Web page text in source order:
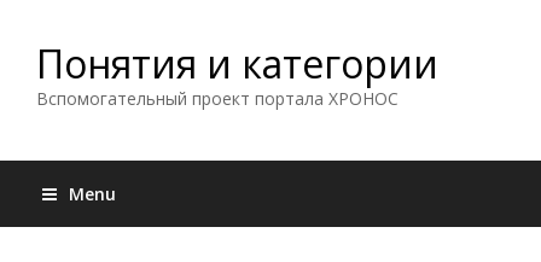
Понятия и категории
Вспомогательный проект портала ХРОНОС
Menu